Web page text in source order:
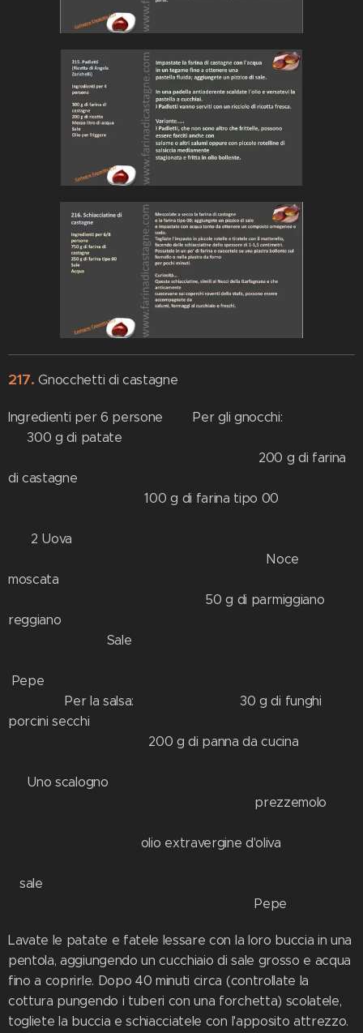
217. Gnocchetti di castagne
Ingredienti per 6 persone Per gli gnocchi:
300 g di patate
200 g di farina
di castagne
100 g di farina tipo 00
2 Uova
Noce
moscata
50 g di parmiggiano
reggiano
Sale
Pepe
Per la salsa: 30 g di funghi
porcini secchi
200 g di panna da cucina
Uno scalogno
prezzemolo
olio extravergine d'oliva
sale
Pepe
Lavate le patate e fatele lessare con la loro buccia in una
pentola, aggiungendo un cucchiaio di sale grosso e acqua
fino a coprirle. Dopo 40 minuti circa (controllate la
cottura pungendo i tuberi con una forchetta) scolatele,
togliete la buccia e schiacciatele con l'apposito attrezzo.